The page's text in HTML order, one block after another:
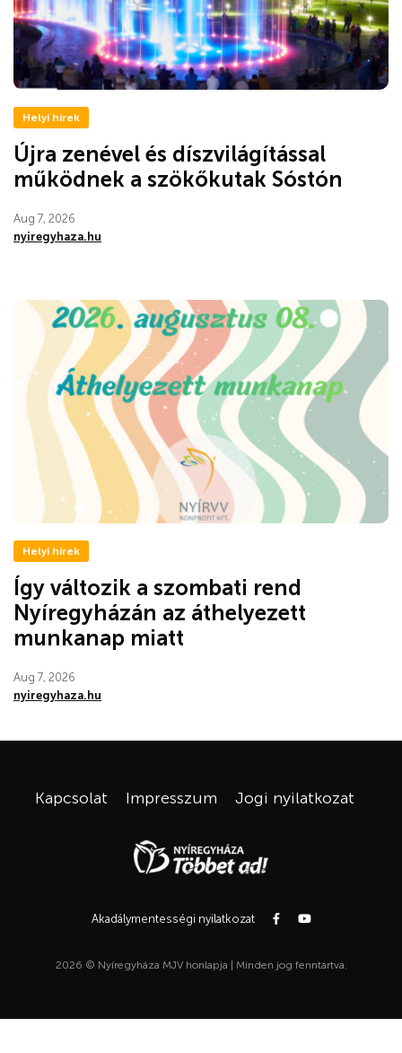
Helyi hírek
Újra zenével és díszvilágítással
működnek a szökőkutak Sóstón
Aug 7, 2026
nyiregyhaza.hu
Helyi hírek
Így változik a szombati rend
Nyíregyházán az áthelyezett
munkanap miatt
Aug 7, 2026
nyiregyhaza.hu
Kapcsolat Impresszum Jogi nyilatkozat
Akadálymentességi nyilatkozat
2026 © Nyíregyháza MJV honlapja | Minden jog fenntartva.